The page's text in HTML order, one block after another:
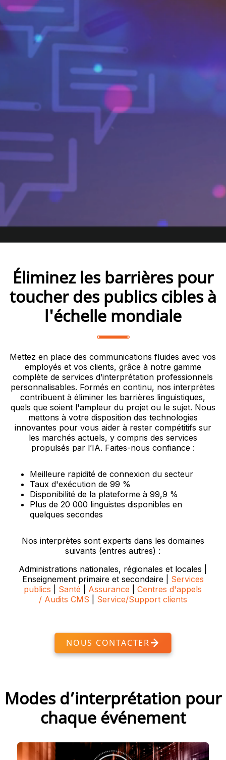
Éliminez les barrières pour
toucher des publics cibles à
l'échelle mondiale
Mettez en place des communications fluides avec vos
employés et vos clients, grâce à notre gamme
complète de services d’interprétation professionnels
personnalisables. Formés en continu, nos interprètes
contribuent à éliminer les barrières linguistiques,
quels que soient l'ampleur du projet ou le sujet. Nous
mettons à votre disposition des technologies
innovantes pour vous aider à rester compétitifs sur
les marchés actuels, y compris des services
propulsés par l’IA. Faites-nous confiance :
Meilleure rapidité de connexion du secteur
Taux d'exécution de 99 %
Disponibilité de la plateforme à 99,9 %
Plus de 20 000 linguistes disponibles en
quelques secondes
Nos interprètes sont experts dans les domaines
suivants (entres autres) :
Administrations nationales, régionales et locales |
Enseignement primaire et secondaire | Services
publics
Santé Assurance |Centres d'appels
/ Audits CMS
Service/Support clients
NOUS CONTACTER
Modes d’interprétation pour
chaque événement